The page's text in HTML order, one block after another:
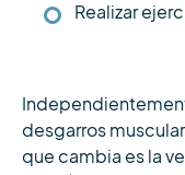
Realizar
desgarros
que cambia es la